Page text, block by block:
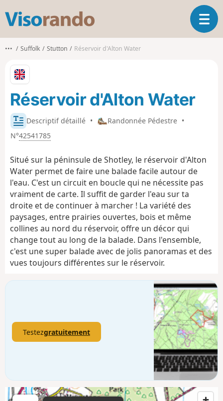
s
o
o
O
u
a
••• Suffolk Stutton Réservoir d'Alton Water
Descriptif détaillé • Randonnée Pédestre •
N°42541785
Réservoir d'Alton Water
Situé sur la péninsule de Shotley, le réservoir d'Alton
Water permet de faire une balade facile autour de
l'eau. C'est un circuit en boucle qui ne nécessite pas
vraiment de carte. Il suffit de garder l'eau sur ta
droite et de continuer à marcher ! La variété des
paysages, entre prairies ouvertes, bois et même
collines au nord du réservoir, offre un décor qui
change tout au long de la balade. Dans l'ensemble,
c'est une super balade avec de jolis panoramas et des
vues toujours différentes sur le réservoir.
Testezgratuitement